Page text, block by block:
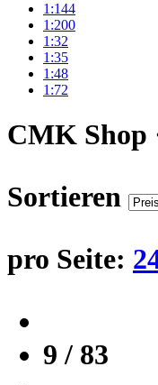
1:144
1:200
1:32
1:35
1:48
1:72
CMK Shop
Sortieren
pro Seite:
9 / 83